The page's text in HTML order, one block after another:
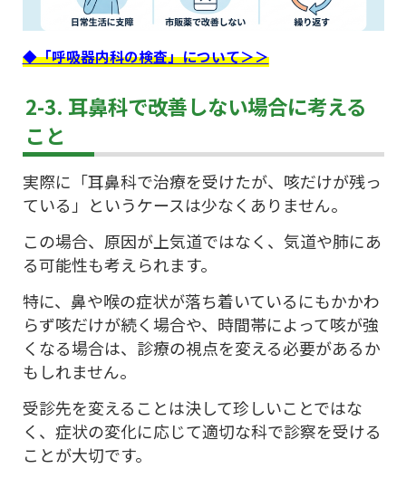
◆「呼吸器内科の検査」について＞＞
2-3. 耳鼻科で改善しない場合に考える
こと
実際に「耳鼻科で治療を受けたが、咳だけが残っ
ている」というケースは少なくありません。
この場合、原因が上気道ではなく、気道や肺にあ
る可能性も考えられます。
特に、鼻や喉の症状が落ち着いているにもかかわ
らず咳だけが続く場合や、時間帯によって咳が強
くなる場合は、診療の視点を変える必要があるか
もしれません。
受診先を変えることは決して珍しいことではな
く、症状の変化に応じて適切な科で診察を受ける
ことが大切です。